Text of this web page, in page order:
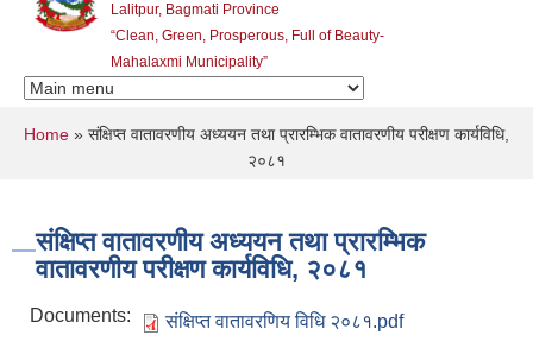
Lalitpur, Bagmati Province
“Clean, Green, Prosperous, Full of Beauty-
Mahalaxmi Municipality”
You are here
Home » संक्षिप्त वातावरणीय अध्ययन तथा प्रारम्भिक वातावरणीय परीक्षण कार्यविधि,
२०८१
संक्षिप्त वातावरणीय अध्ययन तथा प्रारम्भिक
वातावरणीय परीक्षण कार्यविधि, २०८१
Documents: संक्षिप्त वातावरणिय विधि २०८१.pdf